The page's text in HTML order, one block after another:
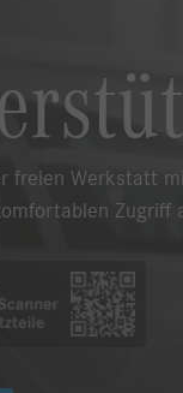
freien Werkstatt
Zugriff